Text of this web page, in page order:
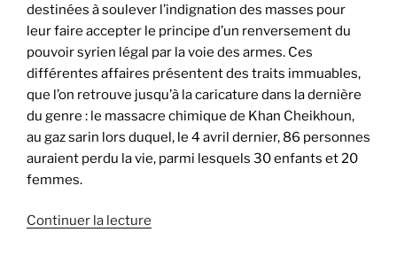
destinées à soulever l’indignation des masses pour
leur faire accepter le principe d’un renversement du
pouvoir syrien légal par la voie des armes. Ces
différentes affaires présentent des traits immuables,
que l’on retrouve jusqu’à la caricature dans la dernière
du genre : le massacre chimique de Khan Cheikhoun,
au gaz sarin lors duquel, le 4 avril dernier, 86 personnes
auraient perdu la vie, parmi lesquels 30 enfants et 20
femmes.
Continuer la lecture